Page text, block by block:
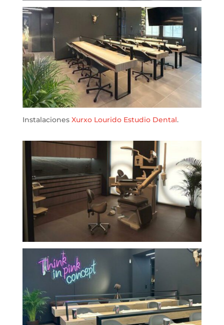
Instalaciones Xurxo Lourido Estudio Dental.